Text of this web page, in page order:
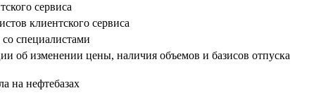
сервиса
клиентского сервиса
специалистами
об изменении цены, наличия объемов и базисов отпуска
на нефтебазах